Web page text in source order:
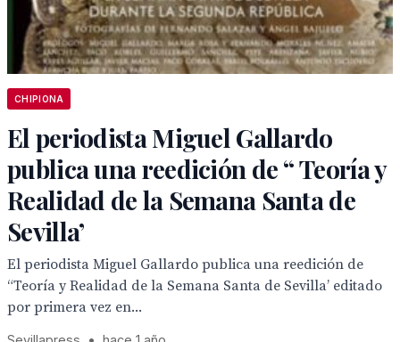
CHIPIONA
El periodista Miguel Gallardo
publica una reedición de “ Teoría y
Realidad de la Semana Santa de
Sevilla’
El periodista Miguel Gallardo publica una reedición de
“Teoría y Realidad de la Semana Santa de Sevilla’ editado
por primera vez en...